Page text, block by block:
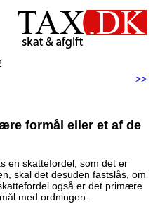
>>
formål eller et af de
en skattefordel, som det er
skal det desuden fastslås, om
også er det primære
med ordningen.